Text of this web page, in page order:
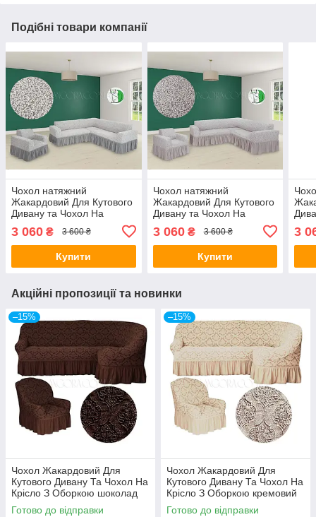
Подібні товари компанії
Чохол натяжний
Жакардовий Для Кутового
Дивану та Чохол На
Venera
3 060 ₴ 3 600 ₴
Купити
Чохол натяжний
Жакардовий Для Кутового
Дивану та Чохол На
молочний Venera
3 060₴ 3 600 ₴
Купити
3
Акційні пропозиції та новинки
–15%
Чохол Жакардовий Для
Кутового Дивану Та Чохол На
Крісло З Оборкою шоколад
NT
Готово до відправки
–15%
Чохол Жакардовий Для
Кутового Дивану Та Чохол На
Крісло З Оборкою кремовий
NT
Готово до відправки